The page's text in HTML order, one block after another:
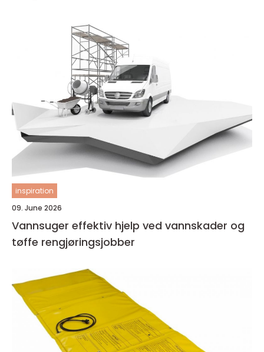
inspiration
09. June 2026
Vannsuger effektiv hjelp ved vannskader og
tøffe rengjøringsjobber